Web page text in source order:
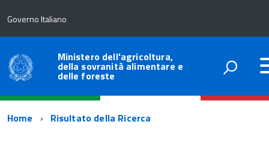
Governo Italiano
Ministero dell'agricoltura,
della sovranità alimentare e
delle foreste
Percorso
Home Risultato della Ricerca